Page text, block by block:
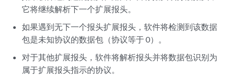
它将继续解析下一个扩展报头。
如果遇到无下一个报头扩展报头，软件将检测到该数据
包是未知协议的数据包（协议等于 0）。
对于其他扩展报头，软件将解析报头并将数据包识别为
属于扩展报头指示的协议。